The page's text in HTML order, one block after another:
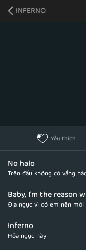
INFERNO
Yêu thích
No halo
Trên đầu không có vầng
Baby, I'm the reason
Địa ngục vì có em nên mới
Inferno
Hỏa ngục này